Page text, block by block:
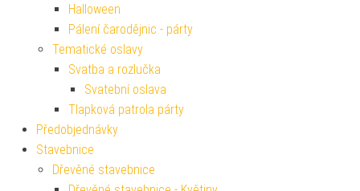
Halloween
Pálení čarodějnic - párty
Tematické oslavy
Svatba a rozlučka
Svatební oslava
Tlapková patrola párty
Předobjednávky
Stavebnice
Dřevěné stavebnice